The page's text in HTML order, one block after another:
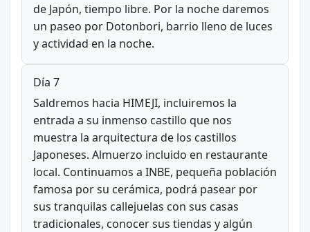
de Japón, tiempo libre. Por la noche daremos
un paseo por Dotonbori, barrio lleno de luces
y actividad en la noche.
Día 7
Saldremos hacia HIMEJI, incluiremos la
entrada a su inmenso castillo que nos
muestra la arquitectura de los castillos
Japoneses. Almuerzo incluido en restaurante
local. Continuamos a INBE, pequeña población
famosa por su cerámica, podrá pasear por
sus tranquilas callejuelas con sus casas
tradicionales, conocer sus tiendas y algún